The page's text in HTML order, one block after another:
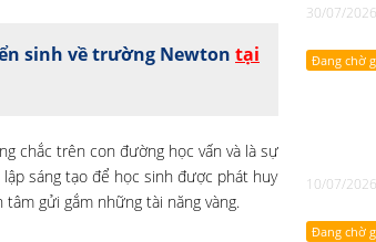
sinh về trường Newton tại
chắc trên con đường học vấn và là sự
sáng tạo để học sinh được phát huy
gửi gắm những tài năng vàng.
30/07/2026
Đang chờ
10/07/2026
Đang chờ